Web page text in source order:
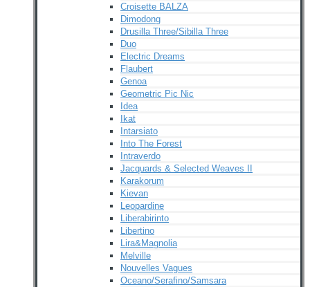
Croisette BALZA
Dimodong
Drusilla Three/Sibilla Three
Duo
Electric Dreams
Flaubert
Genoa
Geometric Pic Nic
Idea
Ikat
Intarsiato
Into The Forest
Intraverdo
Jacquards & Selected Weaves II
Karakorum
Kievan
Leopardine
Liberabirinto
Libertino
Lira&Magnolia
Melville
Nouvelles Vagues
Oceano/Serafino/Samsara